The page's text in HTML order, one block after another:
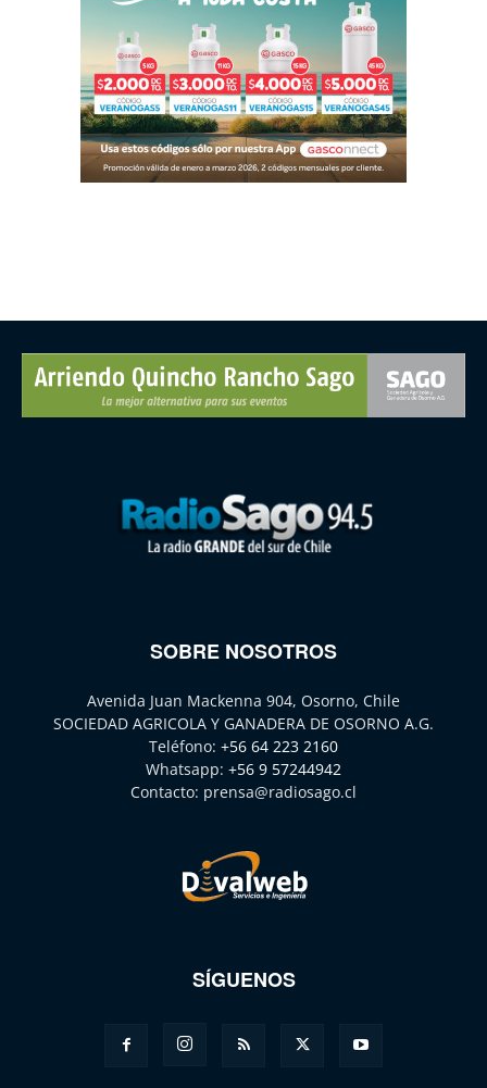
SOBRE NOSOTROS
Avenida Juan Mackenna 904, Osorno, Chile
SOCIEDAD AGRICOLA Y GANADERA DE OSORNO A.G.
Teléfono: +56 64 223 2160
Whatsapp: +56 9 57244942
Contacto: prensa@radiosago.cl
SÍGUENOS